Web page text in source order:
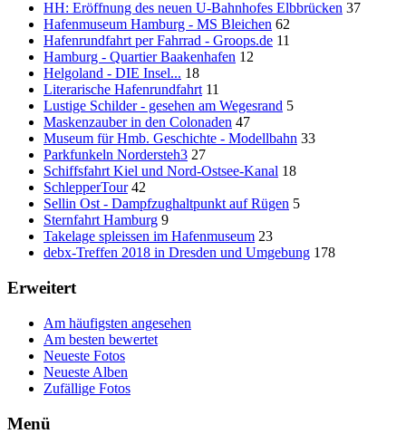
HH: Eröffnung des neuen U-Bahnhofes Elbbrücken 37
Hafenmuseum Hamburg - MS Bleichen 62
Hafenrundfahrt per Fahrrad - Groops.de 11
Hamburg - Quartier Baakenhafen 12
Helgoland - DIE Insel... 18
Literarische Hafenrundfahrt 11
Lustige Schilder - gesehen am Wegesrand 5
Maskenzauber in den Colonaden 47
Museum für Hmb. Geschichte - Modellbahn 33
Parkfunkeln Nordersteh3 27
Schiffsfahrt Kiel und Nord-Ostsee-Kanal 18
SchlepperTour 42
Sellin Ost - Dampfzughaltpunkt auf Rügen 5
Sternfahrt Hamburg 9
Takelage spleissen im Hafenmuseum 23
debx-Treffen 2018 in Dresden und Umgebung 178
Erweitert
Am häufigsten angesehen
Am besten bewertet
Neueste Fotos
Neueste Alben
Zufällige Fotos
Menü